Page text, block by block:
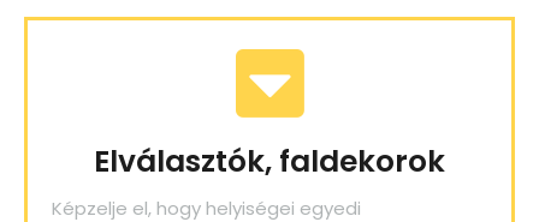
Elválasztók, faldekorok
Képzelje el, hogy helyiségei egyedi